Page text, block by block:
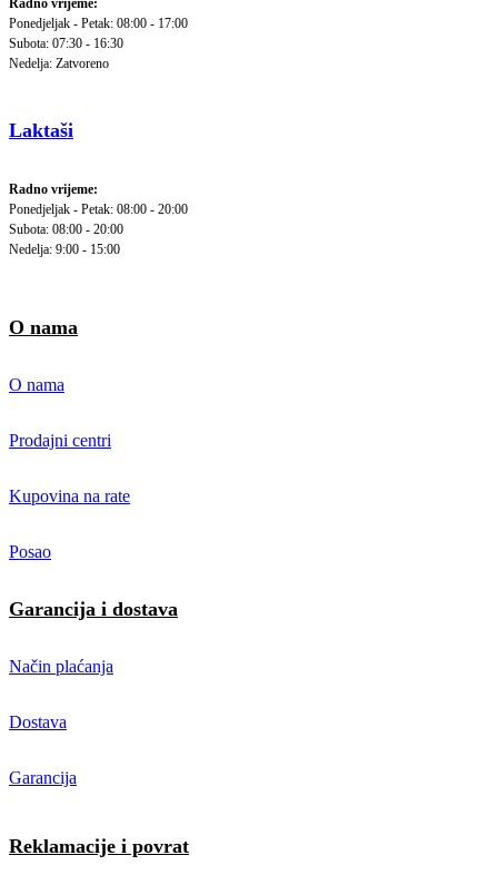
Radno vrijeme:
Ponedjeljak - Petak: 08:00 - 17:00
Subota: 07:30 - 16:30
Nedelja: Zatvoreno
Laktaši
Radno vrijeme:
Ponedjeljak - Petak: 08:00 - 20:00
Subota: 08:00 - 20:00
Nedelja: 9:00 - 15:00
O nama
O nama
Prodajni centri
Kupovina na rate
Posao
Garancija i dostava
Način plaćanja
Dostava
Garancija
Reklamacije i povrat